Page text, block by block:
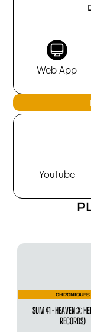
Web App
YouTube
CHRONIQUES
SUM 41 - HEAVEN :X:
RECORDS)